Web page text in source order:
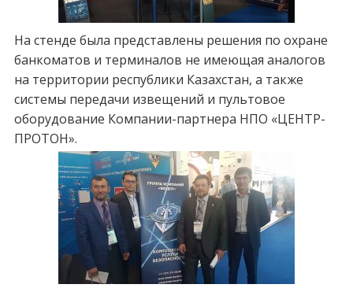
На стенде была представлены решения по охране
банкоматов и терминалов не имеющая аналогов
на территории республики Казахстан, а также
системы передачи извещений и пультовое
оборудование Компании-партнера НПО «ЦЕНТР-
ПРОТОН».